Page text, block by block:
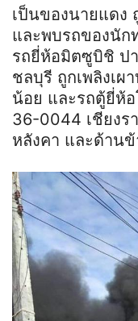
เป็นของนายแดง
และพบรถของนัก
รถยี่ห้อมิตซูบิชิ ปา
ชลบุรี ถูกเพลิงเผ
น้อย และรถตู้ยี่ห้
36-0044 เชียงร
หลังคา และด้านข้